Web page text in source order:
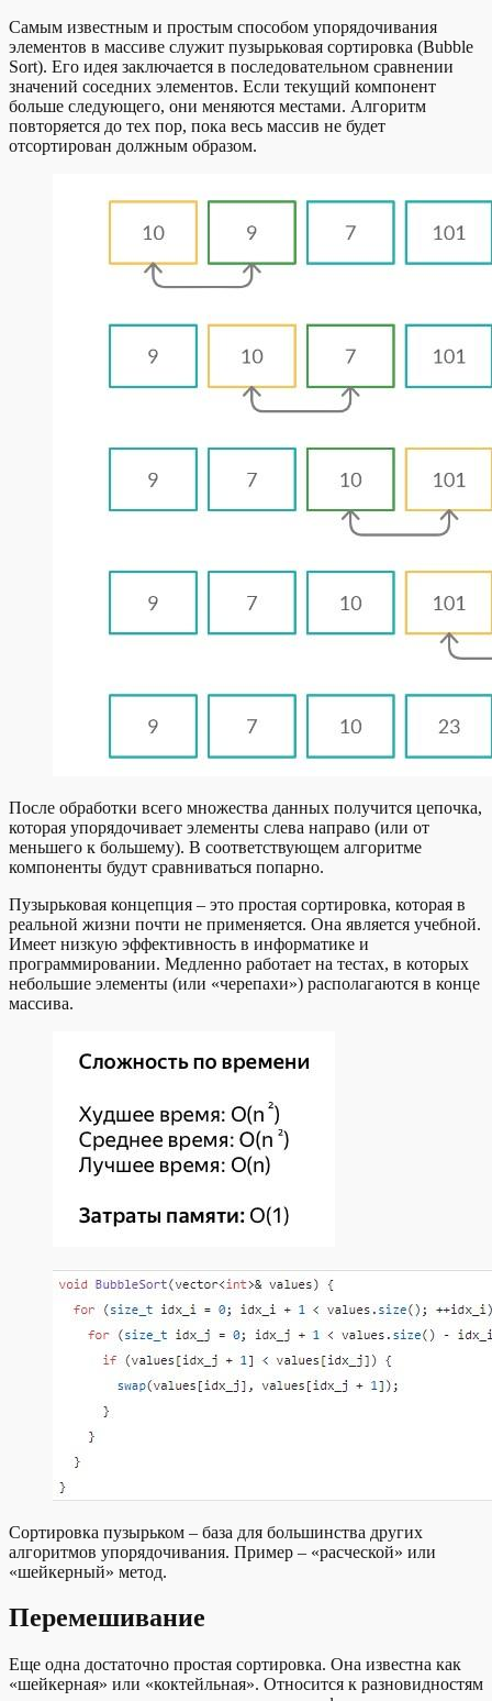
Самым известным и простым способом упорядочивания
элементов в массиве служит пузырьковая сортировка (Bubble
Sort). Его идея заключается в последовательном сравнении
значений соседних элементов. Если текущий компонент
больше следующего, они меняются местами. Алгоритм
повторяется до тех пор, пока весь массив не будет
отсортирован должным образом.
После обработки всего множества данных получится цепочка,
которая упорядочивает элементы слева направо (или от
меньшего к большему). В соответствующем алгоритме
компоненты будут сравниваться попарно.
Пузырьковая концепция – это простая сортировка, которая в
реальной жизни почти не применяется. Она является учебной.
Имеет низкую эффективность в информатике и
программировании. Медленно работает на тестах, в которых
небольшие элементы (или «черепахи») располагаются в конце
массива.
Сортировка пузырьком – база для большинства других
алгоритмов упорядочивания. Пример – «расческой» или
«шейкерный» метод.
Перемешивание
Еще одна достаточно простая сортировка. Она известна как
«шейкерная» или «коктейльная». Относится к разновидностям